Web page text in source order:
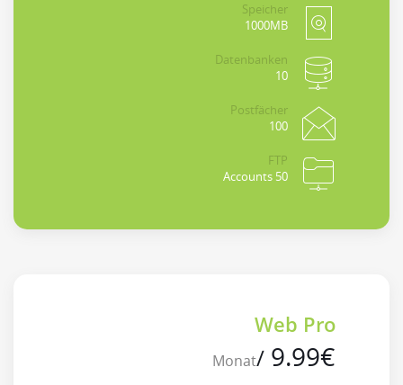
Speicher
1000MB
Datenbanken
10
Postfächer
100
FTP
50 Accounts
Web Pro
9.99€
/
Monat